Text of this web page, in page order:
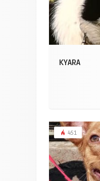
KYARA
451